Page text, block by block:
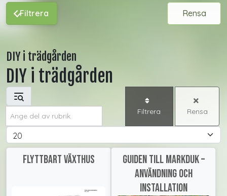
Filtrera Rensa
DIY i trädgården
DIY i trädgården
Ange del av rubrik
Filtrera Rensa
Visa #
Flyttbart Växthus
Guiden till markduk –
användning och
installation